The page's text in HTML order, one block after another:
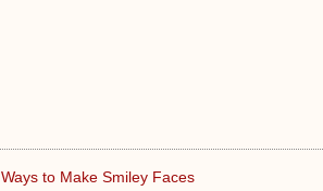
Ways to Make Smiley Faces